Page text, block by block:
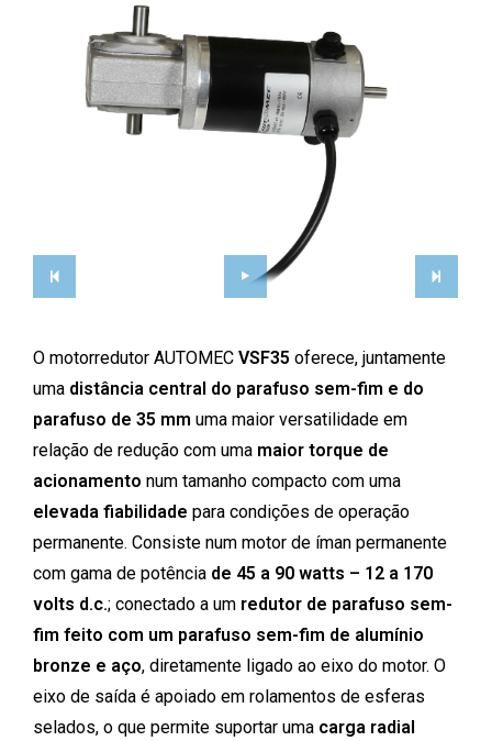
O motorredutor AUTOMEC VSF35 oferece, juntamente
uma distância central do parafuso sem-fim e do
parafuso de 35 mm uma maior versatilidade em
relação de redução com uma maior torque de
acionamento num tamanho compacto com uma
elevada fiabilidade para condições de operação
permanente. Consiste num motor de íman permanente
com gama de potência de 45 a 90 watts – 12 a 170
volts d.c.; conectado a um redutor de parafuso sem-
fim feito com um parafuso sem-fim de alumínio
bronze e aço, diretamente ligado ao eixo do motor. O
eixo de saída é apoiado em rolamentos de esferas
selados, o que permite suportar uma carga radial